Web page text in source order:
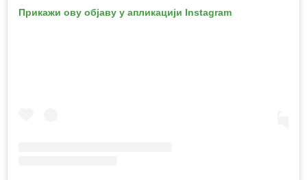
Прикажи ову објаву у апликацији Instagram